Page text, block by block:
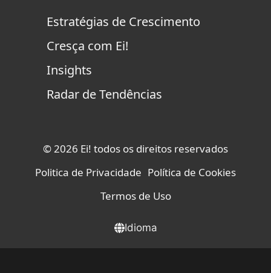
Estratégias de Crescimento
Cresça com Ei!
Insights
Radar de Tendências
Idioma
© 2026 Ei! todos os direitos reservados
Politica de Privacidade Política de Cookies
Termos de Uso